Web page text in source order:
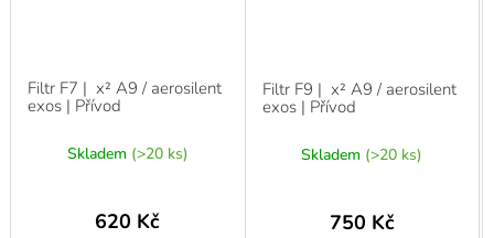
Filtr F7 | x² A9 / aerosilent
exos | Přívod
Skladem (>20 ks)
620 Kč
Filtr F9 | x² A9 / aerosilent
exos | Přívod
Skladem (>20 ks)
750 Kč